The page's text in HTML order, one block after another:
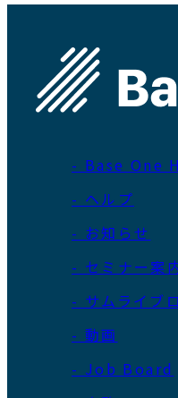
- Base One
- ヘルプ
- お知らせ
- セミナー案
- サムライブ
- 動画
- Job Board